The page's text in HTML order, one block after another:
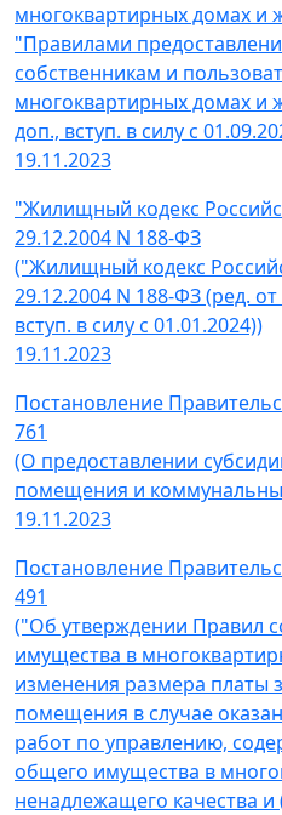
многоквартирных домах и
"Правилами
собственникам и
многоквартирных домах и
доп., вступ. в силу с
19.11.2023
"Жилищный кодекс
29.12.2004 N 188-ФЗ
("Жилищный кодекс
29.12.2004 N 188-ФЗ (ред.
вступ. в силу с 01.01.2024))
19.11.2023
Постановление
761
(О предоставлении
помещения и
19.11.2023
Постановление
491
("Об утверждении Правил
имущества в
изменения размера платы
помещения в случае
работ по управлению,
общего имущества в
ненадлежащего качества